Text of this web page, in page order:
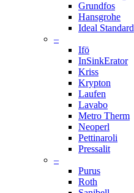
Grundfos
Hansgrohe
Ideal Standard
–
Ifö
InSinkErator
Kriss
Krypton
Laufen
Lavabo
Metro Therm
Neoperl
Pettinaroli
Pressalit
–
Purus
Roth